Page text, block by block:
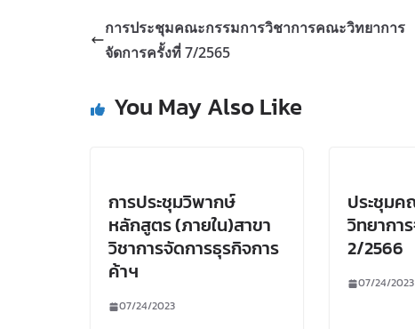
การประชุมคณะกรรมการวิชาการคณะวิทยาการ
จัดการครั้งที่ 7/2565
You May Also Like
การประชุมวิพากษ์
หลักสูตร (ภายใน)สาขา
วิชาการจัดการธุรกิจการ
ค้าฯ
07/24/2023
ประชุม
วิทยากา
2/2566
07/24/2023